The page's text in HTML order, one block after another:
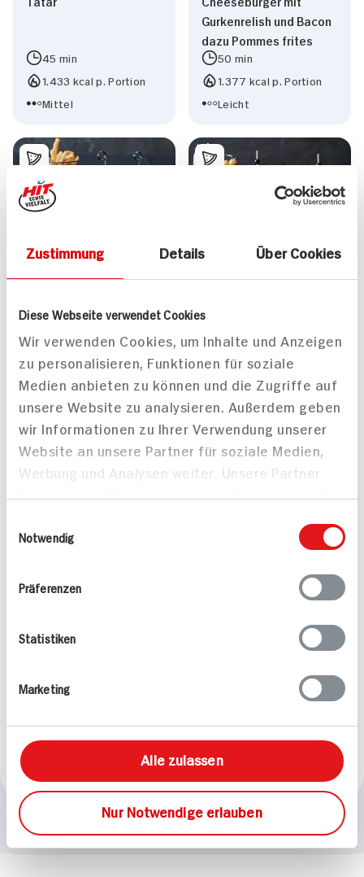
Zustimmung Details Über Cookies
Diese Webseite verwendet Cookies
Wir verwenden Cookies, um Inhalte und Anzeigen
zu personalisieren, Funktionen für soziale
Medien anbieten zu können und die Zugriffe auf
unsere Website zu analysieren. Außerdem geben
wir Informationen zu Ihrer Verwendung unserer
Website an unsere Partner für soziale Medien,
Werbung und Analysen weiter. Unsere Partner
bereitgestellt haben oder die sie im Rahmen
Notwendig
Präferenzen
Statistiken
Marketing
Alle zulassen
Nur Notwendige erlauben
45 min
1.433 kcal p. Portion
Mittel
Gurkenrelish und Bacon
dazu Pommes frites
50 min
1.377 kcal p. Portion
Leicht
Pulled Pork Burger „New
Veganer Pilz-Burger mit
Frites, jungen Erbsen
40 min